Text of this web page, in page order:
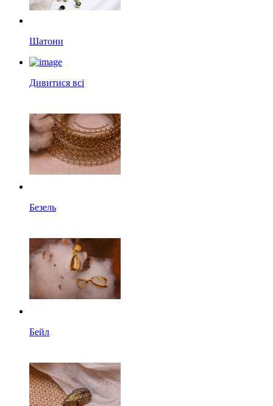
Шатони
Дивитися всі
Безель
Бейл